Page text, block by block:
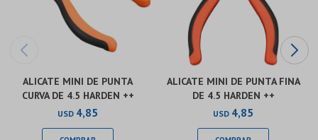
ALICATE MINI DE PUNTA
CURVA DE 4.5 HARDEN ++
USD 4,85
ALICATE MINI DE PUNTA FINA
DE 4.5 HARDEN ++
USD 4,85